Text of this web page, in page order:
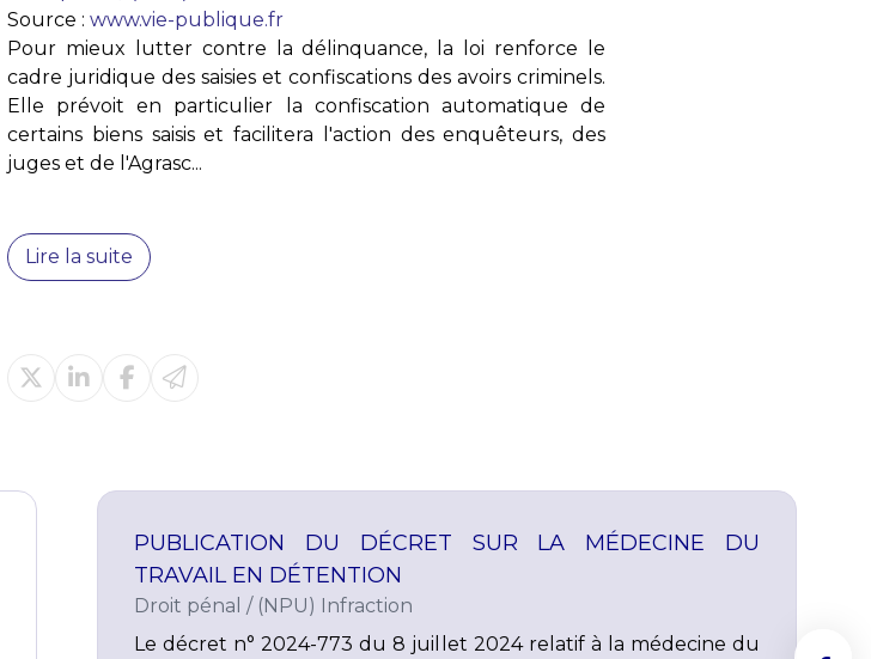
Source : www.vie-publique.fr
Pour mieux lutter contre la délinquance, la loi renforce le
cadre juridique des saisies et confiscations des avoirs criminels.
Elle prévoit en particulier la confiscation automatique de
certains biens saisis et facilitera l'action des enquêteurs, des
juges et de l'Agrasc...
Lire la suite
PUBLICATION DU DÉCRET SUR LA MÉDECINE DU
TRAVAIL EN DÉTENTION
Droit pénal / (NPU) Infraction
Le décret n° 2024-773 du 8 juillet 2024 relatif à la médecine du